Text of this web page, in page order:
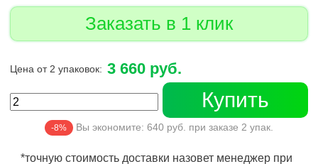
Заказать в 1 клик
Цена от 2 упаковок: 3 660 руб.
Купить
-8% Вы экономите: 640 руб. при заказе 2 упак.
*точную стоимость доставки назовет менеджер при